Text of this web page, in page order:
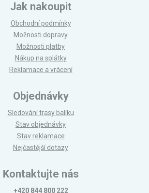
Jak nakoupit
Obchodní podmínky
Možnosti dopravy
Možnosti platby
Nákup na splátky
Reklamace a vrácení
Objednávky
Sledování trasy balíku
Stav objednávky
Stav reklamace
Nejčastější dotazy
Kontaktujte nás
+420 844 800 222